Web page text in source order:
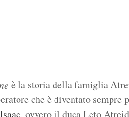
è la storia della famiglia
che è diventato sempre
, ovvero il duca Leto